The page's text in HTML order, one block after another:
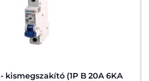
kismegszakító (1P B 20A 6KA